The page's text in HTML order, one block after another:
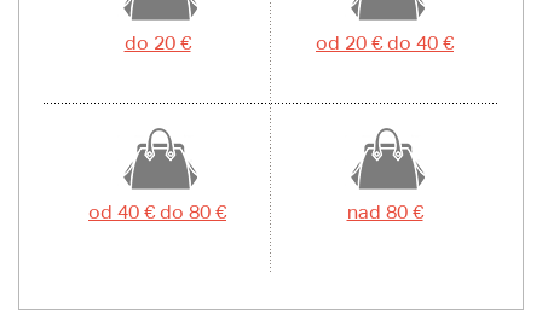
do 20 € od 20 € do 40 €
od 40 € do 80 € nad 80 €